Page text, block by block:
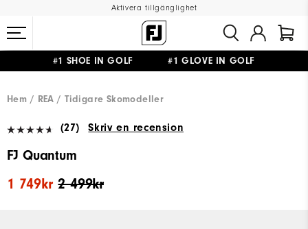
Aktivera tillgänglighet
#1 SHOE IN GOLF #1 GLOVE IN GOLF
Hem
REA Tidigare Skomodeller
(27) Skriv en recension
FJ Quantum
2 499kr
1 749kr